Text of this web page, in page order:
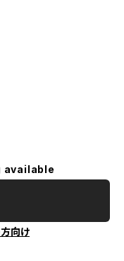
available
向け